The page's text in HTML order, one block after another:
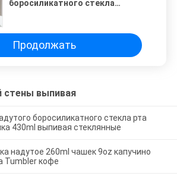
боросиликатного стекла
выпивая стеклянные
Продолжать
стены выпивая
боросиликатного стекла рта
430ml выпивая стеклянные
надутое 260ml чашек 9oz капучино
Tumbler кофе